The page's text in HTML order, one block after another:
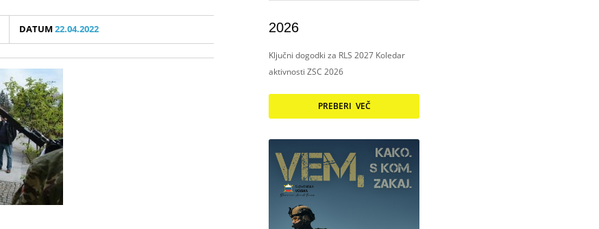
DATUM22.04.2022 2026
Ključni dogodki za RLS 2027 Koledar
aktivnosti ZSC 2026
PREBERI VEČ